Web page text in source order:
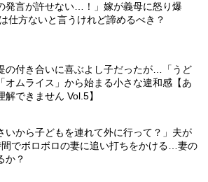
発言が許せない…！」嫁が義母に怒り爆
仕方ないと言うけれど諦めるべき？
の付き合いに喜ぶよし子だったが…「うど
オムライス」から始まる小さな違和感【あ
解できません Vol.5】
いから子どもを連れて外に行って？」夫が
でボロボロの妻に追い打ちをかける…妻の
か？